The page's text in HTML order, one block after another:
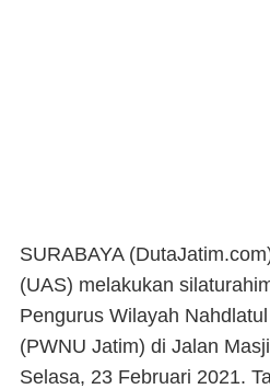
SURABAYA
(UAS) melakukan
Pengurus Wilayah
(PWNU Jatim) di Jalan
Selasa, 23 Februari 2021.